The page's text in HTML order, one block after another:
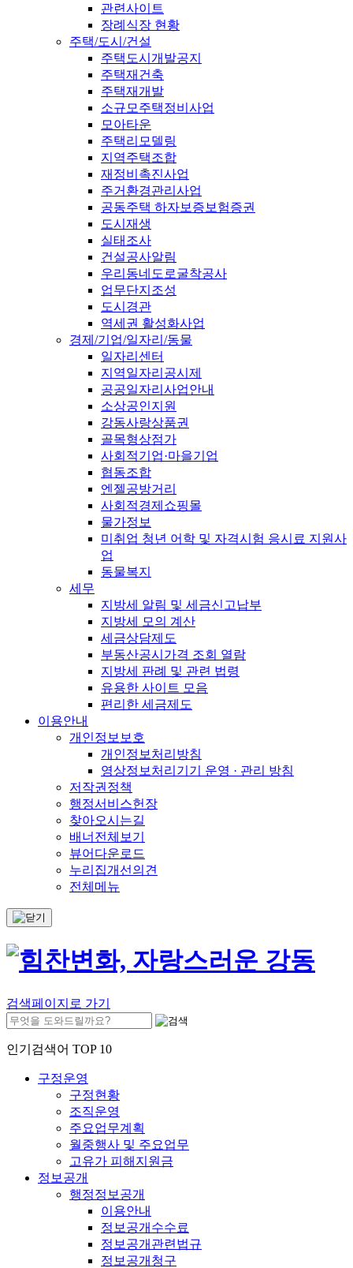
관련사이트
장례식장 현황
주택/도시/건설
주택도시개발공지
주택재건축
주택재개발
소규모주택정비사업
모아타운
주택리모델링
지역주택조합
재정비촉진사업
주거환경관리사업
공동주택 하자보증보험증권
도시재생
실태조사
건설공사알림
우리동네도로굴착공사
업무단지조성
도시경관
역세권 활성화사업
경제/기업/일자리/동물
일자리센터
지역일자리공시제
공공일자리사업안내
소상공인지원
강동사랑상품권
골목형상점가
사회적기업·마을기업
협동조합
엔젤공방거리
사회적경제쇼핑몰
물가정보
미취업 청년 어학 및 자격시험 응시료 지원사
업
동물복지
세무
지방세 알림 및 세금신고납부
지방세 모의 계산
세금상담제도
부동산공시가격 조회 열람
지방세 판례 및 관련 법령
유용한 사이트 모음
편리한 세금제도
이용안내
개인정보보호
개인정보처리방침
영상정보처리기기 운영 · 관리 방침
저작권정책
행정서비스헌장
찾아오시는길
배너전체보기
뷰어다운로드
누리집개선의견
전체메뉴
검색페이지로 가기
인기검색어 TOP 10
구정운영
구정현황
조직운영
주요업무계획
월중행사 및 주요업무
고유가 피해지원금
정보공개
행정정보공개
이용안내
정보공개수수료
정보공개관련법규
정보공개청구